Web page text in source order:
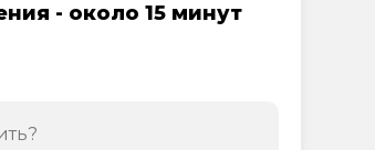
- около 15 минут